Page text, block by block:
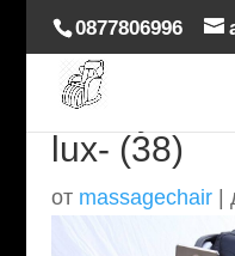
0877806996
masaj-
lux- (38)
от massagechair|